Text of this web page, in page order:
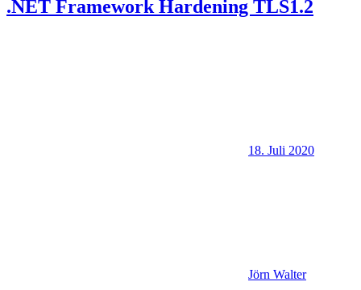
.NET Framework Hardening TLS1.2
18. Juli 2020
Jörn Walter